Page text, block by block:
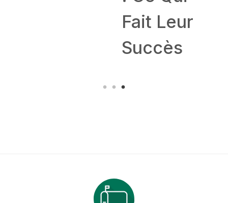
Fait Leur
Succès